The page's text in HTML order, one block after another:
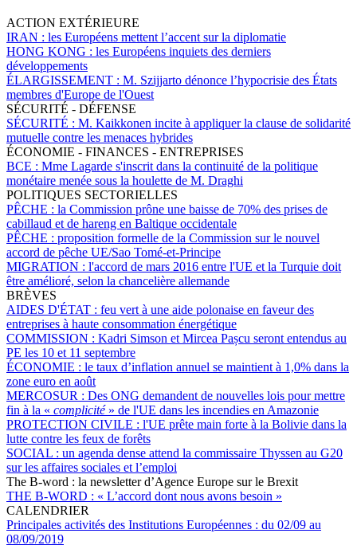
ACTION EXTÉRIEURE
IRAN : les Européens mettent l’accent sur la diplomatie
HONG KONG : les Européens inquiets des derniers
développements
ÉLARGISSEMENT : M. Szijjarto dénonce l’hypocrisie des États
membres d'Europe de l'Ouest
SÉCURITÉ - DÉFENSE
SÉCURITÉ : M. Kaikkonen incite à appliquer la clause de solidarité
mutuelle contre les menaces hybrides
ÉCONOMIE - FINANCES - ENTREPRISES
BCE : Mme Lagarde s'inscrit dans la continuité de la politique
monétaire menée sous la houlette de M. Draghi
POLITIQUES SECTORIELLES
PÊCHE : la Commission prône une baisse de 70% des prises de
cabillaud et de hareng en Baltique occidentale
PÊCHE : proposition formelle de la Commission sur le nouvel
accord de pêche UE/Sao Tomé-et-Principe
MIGRATION : l'accord de mars 2016 entre l'UE et la Turquie doit
être amélioré, selon la chancelière allemande
BRÈVES
AIDES D'ÉTAT : feu vert à une aide polonaise en faveur des
entreprises à haute consommation énergétique
COMMISSION : Kadri Simson et Mircea Pașcu seront entendus au
PE les 10 et 11 septembre
ÉCONOMIE : le taux d’inflation annuel se maintient à 1,0% dans la
zone euro en août
MERCOSUR : Des ONG demandent de nouvelles lois pour mettre
fin à la « complicité » de l'UE dans les incendies en Amazonie
PROTECTION CIVILE : l'UE prête main forte à la Bolivie dans la
lutte contre les feux de forêts
SOCIAL : un agenda dense attend la commissaire Thyssen au G20
sur les affaires sociales et l’emploi
The B-word : la newsletter d’Agence Europe sur le Brexit
THE B-WORD : « L’accord dont nous avons besoin »
CALENDRIER
Principales activités des Institutions Européennes : du 02/09 au
08/09/2019